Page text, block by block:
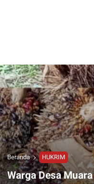
Beranda HUKRIM
Warga Desa